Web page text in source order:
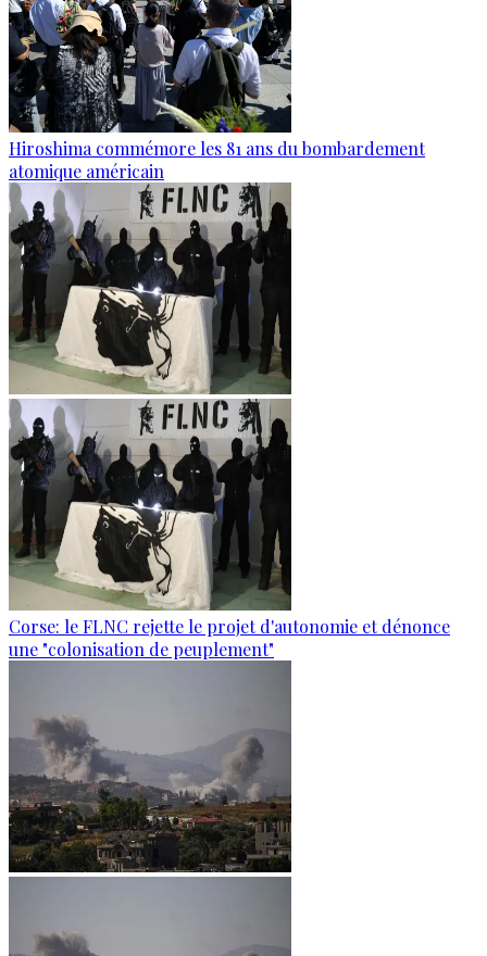
Hiroshima commémore les 81 ans du bombardement
atomique américain
Corse: le FLNC rejette le projet d'autonomie et dénonce
une "colonisation de peuplement"